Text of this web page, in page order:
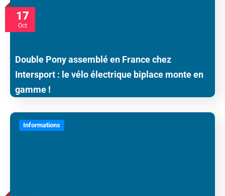
17
Oct
Double Pony assemblé en France chez
Intersport : le vélo électrique biplace monte en
gamme !
Informations